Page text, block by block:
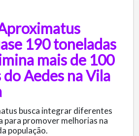
190 toneladas
mais de 100
Aedes na Vila
busca integrar diferentes
para promover melhorias na
população.